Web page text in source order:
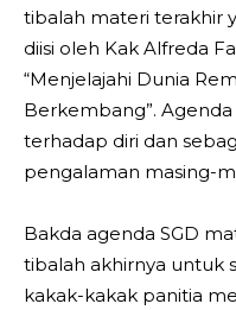
tibalah materi terakhir
diisi oleh Kak Alfreda
“Menjelajahi Dunia
Berkembang”.
terhadap diri dan
pengalaman masing-
Bakda agenda SGD
tibalah akhirnya untuk
kakak-kakak panitia